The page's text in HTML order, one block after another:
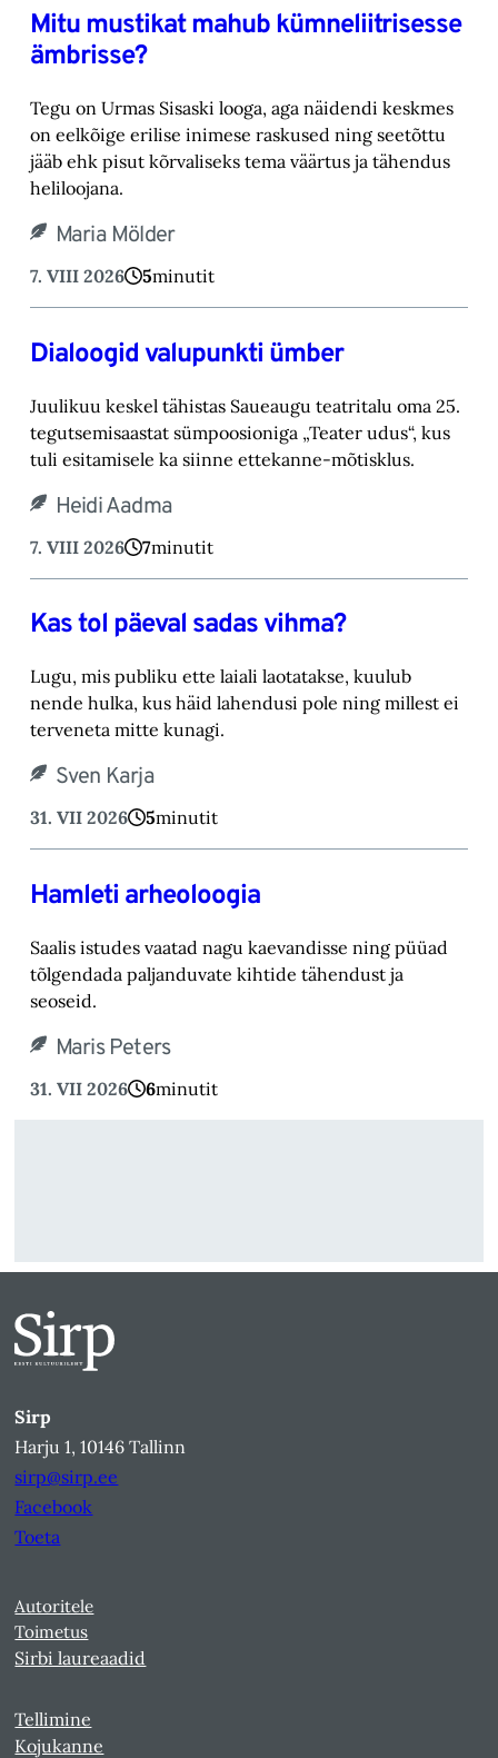
Mitu mustikat mahub kümneliitrisesse
ämbrisse?
Tegu on Urmas Sisaski looga, aga näidendi keskmes
on eelkõige erilise inimese raskused ning ‎seetõttu
jääb ehk pisut kõrvaliseks tema väärtus ja tähendus
heliloojana.‎
Maria Mölder
7. VIII 2026 5minutit
Dialoogid valupunkti ümber
Juulikuu keskel tähistas Saueaugu teatritalu oma 25.
tegutsemisaastat sümpoosioniga „Teater ‎udus“, kus
tuli esitamisele ka siinne ettekanne-mõtisklus.‎
Heidi Aadma
7. VIII 2026 7minutit
Kas tol päeval sadas vihma?
Lugu, mis publiku ette laiali laotatakse, kuulub
nende hulka, kus häid lahendusi pole ning millest ei
terveneta mitte kunagi.
Sven Karja
31. VII 2026 5minutit
Hamleti arheoloogia
Saalis istudes vaatad nagu kaevandisse ning püüad
tõlgendada paljanduvate kihtide tähendust ja
seoseid.
Maris Peters
31. VII 2026 6minutit
Sirp
Harju 1, 10146 Tallinn
sirp@sirp.ee
Facebook
Toeta
Autoritele
Toimetus
Sirbi laureaadid
Tellimine
Kojukanne